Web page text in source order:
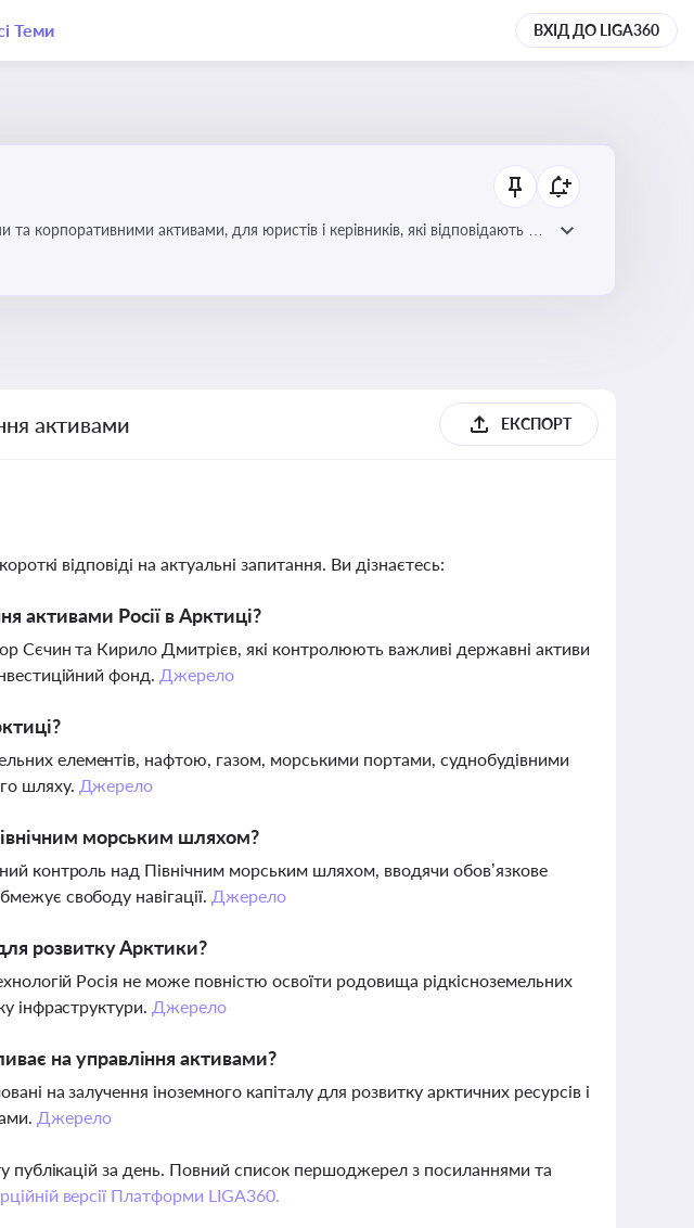
Теми ВХІД ДО LIGA360
корпоративними активами, для юристів і керівників, які відповідають за
активами ЕКСПОРТ
відповіді на актуальні запитання. Ви дізнаєтесь:
активами Росії в Арктиці?
Сєчин та Кирило Дмитрієв, які контролюють важливі державні активи
фонд. Джерело
елементів, нафтою, газом, морськими портами, суднобудівними
шляху. Джерело
морським шляхом?
контроль над Північним морським шляхом, вводячи обов’язкове
свободу навігації. Джерело
розвитку Арктики?
Росія не може повністю освоїти родовища рідкісноземельних
інфраструктури. Джерело
на управління активами?
на залучення іноземного капіталу для розвитку арктичних ресурсів і
Джерело
публікацій за день. Повний список першоджерел з посиланнями та
версії Платформи LIGA360.